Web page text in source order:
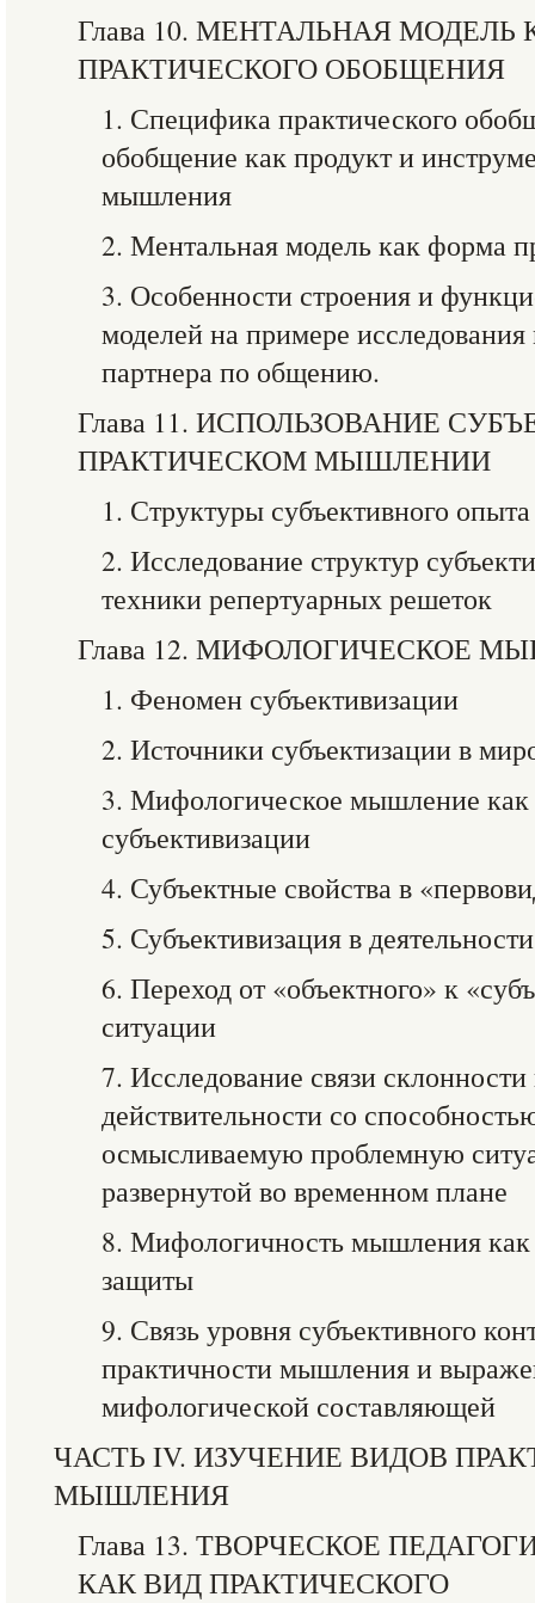
Глава 10. МЕНТАЛЬНАЯ
ПРАКТИЧЕСКОГО ОБОБЩЕНИЯ
1. Специфика практического
обобщение как продукт и
мышления
2. Ментальная модель как форма
3. Особенности строения и
моделей на примере
партнера по общению.
Глава 11. ИСПОЛЬЗОВАНИЕ
ПРАКТИЧЕСКОМ МЫШЛЕНИИ
1. Структуры субъективного опыта
2. Исследование структур
техники репертуарных решеток
Глава 12. МИФОЛОГИЧЕСКОЕ
1. Феномен субъективизации
2. Источники субъектизации в
3. Мифологическое мышление как
субъективизации
4. Субъектные свойства в
5. Субъективизация в
6. Переход от «объектного» к
ситуации
7. Исследование связи
действительности со
осмысливаемую проблемную
развернутой во временном плане
8. Мифологичность мышления
защиты
9. Связь уровня субъективного
практичности мышления и
мифологической составляющей
ЧАСТЬ IV. ИЗУЧЕНИЕ ВИДОВ
МЫШЛЕНИЯ
Глава 13. ТВОРЧЕСКОЕ
КАК ВИД ПРАКТИЧЕСКОГО